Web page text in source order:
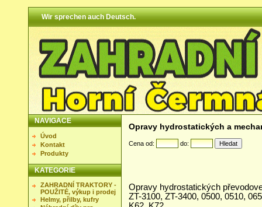
Wir sprechen auch Deutsch.
NAVIGACE
Úvod
Kontakt
Produkty
KATEGORIE
ZAHRADNÍ TRAKTORY -
POUŽITÉ, výkup i prodej
Helmy, přilby, kufry
Opravy hydrostatických a
Cena od: do:
Opravy hydrostatických
ZT-3100, ZT-3400, 0500, 0510,